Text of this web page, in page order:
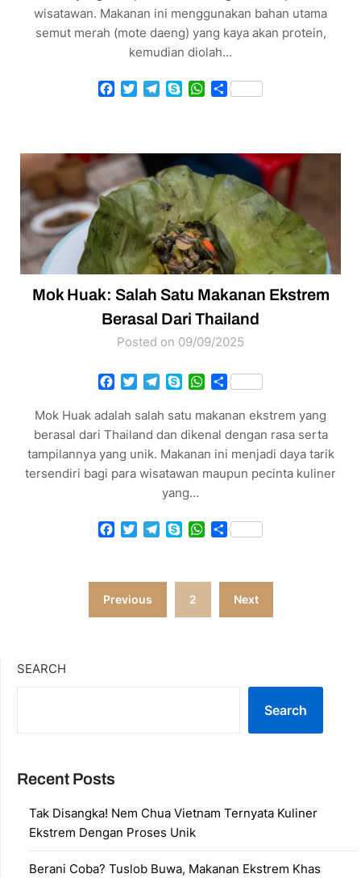
wisatawan. Makanan ini menggunakan bahan utama
semut merah (mote daeng) yang kaya akan protein,
kemudian diolah…
Facebook
TwitterTelegram
SkypeWhatsApp
Share
Mok Huak: Salah Satu Makanan Ekstrem
Berasal Dari Thailand
Posted on 09/09/2025
Facebook
TwitterTelegram
SkypeWhatsApp
Share
Mok Huak adalah salah satu makanan ekstrem yang
berasal dari Thailand dan dikenal dengan rasa serta
tampilannya yang unik. Makanan ini menjadi daya tarik
tersendiri bagi para wisatawan maupun pecinta kuliner
yang…
Facebook
TwitterTelegram
SkypeWhatsApp
Share
pagination
Previous 2 Next
SEARCH
Search
Recent Posts
Tak Disangka! Nem Chua Vietnam Ternyata Kuliner
Ekstrem Dengan Proses Unik
Berani Coba? Tuslob Buwa, Makanan Ekstrem Khas